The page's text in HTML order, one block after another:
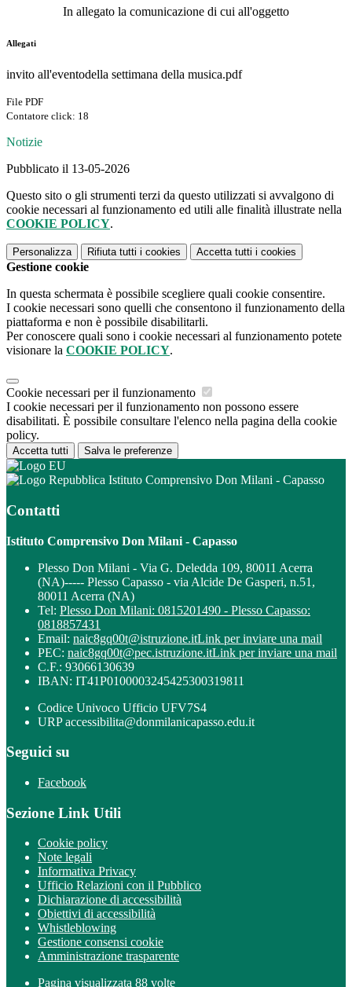
In allegato la comunicazione di cui all'oggetto
Allegati
invito all'eventodella settimana della musica.pdf
File PDF
Contatore click: 18
Notizie
Pubblicato il 13-05-2026
Questo sito o gli strumenti terzi da questo utilizzati si avvalgono di
cookie necessari al funzionamento ed utili alle finalità illustrate nella
COOKIE POLICY.
Personalizza Rifiuta tutti i cookies Accetta tutti i cookies
Gestione cookie
In questa schermata è possibile scegliere quali cookie consentire.
I cookie necessari sono quelli che consentono il funzionamento della
piattaforma e non è possibile disabilitarli.
Per conoscere quali sono i cookie necessari al funzionamento potete
visionare la COOKIE POLICY.
Cookie necessari per il funzionamento
I cookie necessari per il funzionamento non possono essere
disabilitati. È possibile consultare l'elenco nella pagina della cookie
policy.
Accetta tutti Salva le preferenze
Istituto Comprensivo Don Milani - Capasso
Contatti
Istituto Comprensivo Don Milani - Capasso
Plesso Don Milani - Via G. Deledda 109, 80011 Acerra
(NA)----- Plesso Capasso - via Alcide De Gasperi, n.51,
80011 Acerra (NA)
Tel: Plesso Don Milani: 0815201490 - Plesso Capasso:
0818857431
Email: naic8gq00t@istruzione.itLink per inviare una mail
PEC: naic8gq00t@pec.istruzione.itLink per inviare una mail
C.F.: 93066130639
IBAN: IT41P0100003245425300319811
Codice Univoco Ufficio UFV7S4
URP accessibilita@donmilanicapasso.edu.it
Seguici su
Facebook
Sezione Link Utili
Cookie policy
Note legali
Informativa Privacy
Ufficio Relazioni con il Pubblico
Dichiarazione di accessibilità
Obiettivi di accessibilità
Whistleblowing
Gestione consensi cookie
Amministrazione trasparente
Pagina visualizzata 88 volte